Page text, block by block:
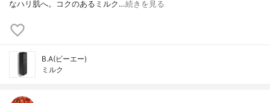
なハリ肌へ。コクのあるミルク…続きを見る
B.A(ビーエー)
ミルク